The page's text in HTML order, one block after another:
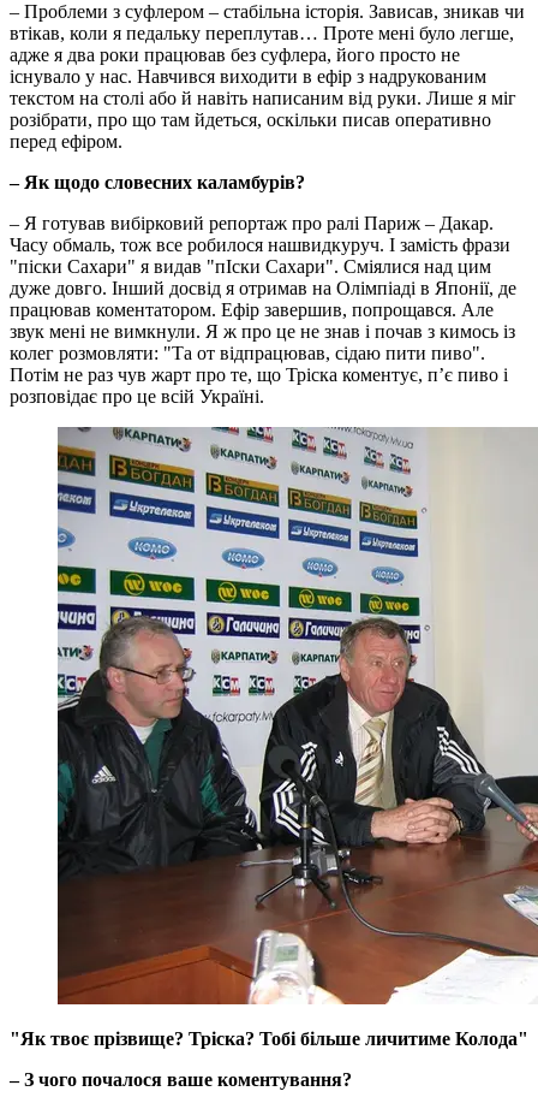
– Проблеми з суфлером – стабільна історія. Зависав, зникав чи
втікав, коли я педальку переплутав… Проте мені було легше,
адже я два роки працював без суфлера, його просто не
існувало у нас. Навчився виходити в ефір з надрукованим
текстом на столі або й навіть написаним від руки. Лише я міг
розібрати, про що там йдеться, оскільки писав оперативно
перед ефіром.
– Як щодо словесних каламбурів?
– Я готував вибірковий репортаж про ралі Париж – Дакар.
Часу обмаль, тож все робилося нашвидкуруч. І замість фрази
"піски Сахари" я видав "пІски Сахари". Сміялися над цим
дуже довго. Інший досвід я отримав на Олімпіаді в Японії, де
працював коментатором. Ефір завершив, попрощався. Але
звук мені не вимкнули. Я ж про це не знав і почав з кимось із
колег розмовляти: "Та от відпрацював, сідаю пити пиво".
Потім не раз чув жарт про те, що Тріска коментує, п’є пиво і
розповідає про це всій Україні.
"Як твоє прізвище? Тріска? Тобі більше личитиме Колода"
– З чого почалося ваше коментування?